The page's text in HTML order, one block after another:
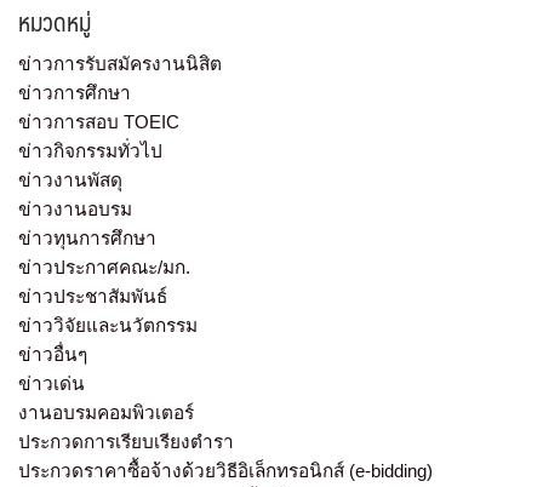
หมวดหมู่
ข่าวการรับสมัครงานนิสิต
ข่าวการศึกษา
ข่าวการสอบ TOEIC
ข่าวกิจกรรมทั่วไป
ข่าวงานพัสดุ
ข่าวงานอบรม
ข่าวทุนการศึกษา
ข่าวประกาศคณะ/มก.
ข่าวประชาสัมพันธ์
ข่าววิจัยและนวัตกรรม
ข่าวอื่นๆ
ข่าวเด่น
งานอบรมคอมพิวเตอร์
ประกวดการเรียบเรียงตำรา
ประกวดราคาซื้อจ้างด้วยวิธีอิเล็กทรอนิกส์ (e-bidding)